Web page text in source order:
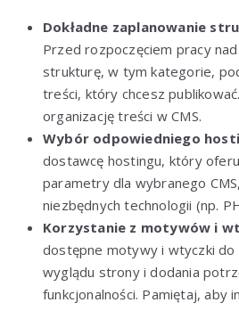
Dokładne zaplanowanie
Przed rozpoczęciem pracy
strukturę, w tym kategorie,
treści, który chcesz
organizację treści w CMS.
Wybór odpowiedniego
dostawcę hostingu, który
parametry dla wybranego
niezbędnych technologii (np.
Korzystanie z motywów i
dostępne motywy i wtyczki do
wyglądu strony i dodania
funkcjonalności. Pamiętaj, aby